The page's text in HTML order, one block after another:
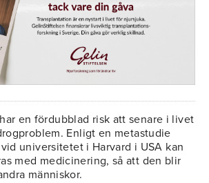
en fördubblad risk att senare i livet
Enligt en metastudie
universitetet i Harvard i USA kan
med medicinering, så att den blir
människor.